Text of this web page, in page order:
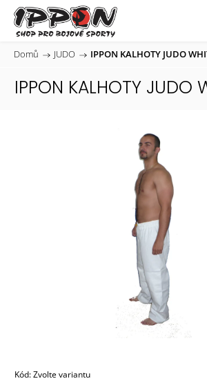
Domů / JUDO / IPPON KALHOTY JUDO
IPPON KALHOTY JUDO
Kód:Zvolte variantu